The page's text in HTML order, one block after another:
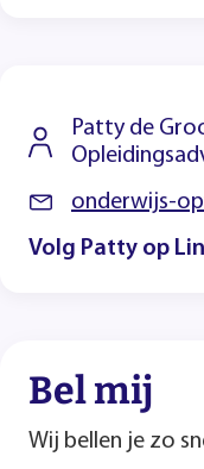
Patty de
onderwijs-
Volg Patty op
Bel mij
Wij bellen je zo